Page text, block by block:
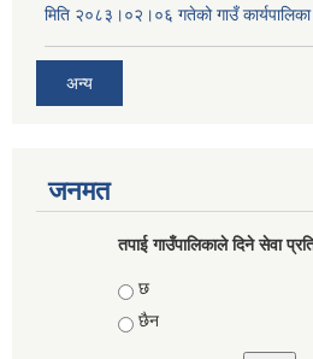
मिति २०८३।०२।०६ गतेको गाउँ
अन्य
जनमत
तपाई गाउँपालिकाले दिने सेवा
Choices
छ
छैन